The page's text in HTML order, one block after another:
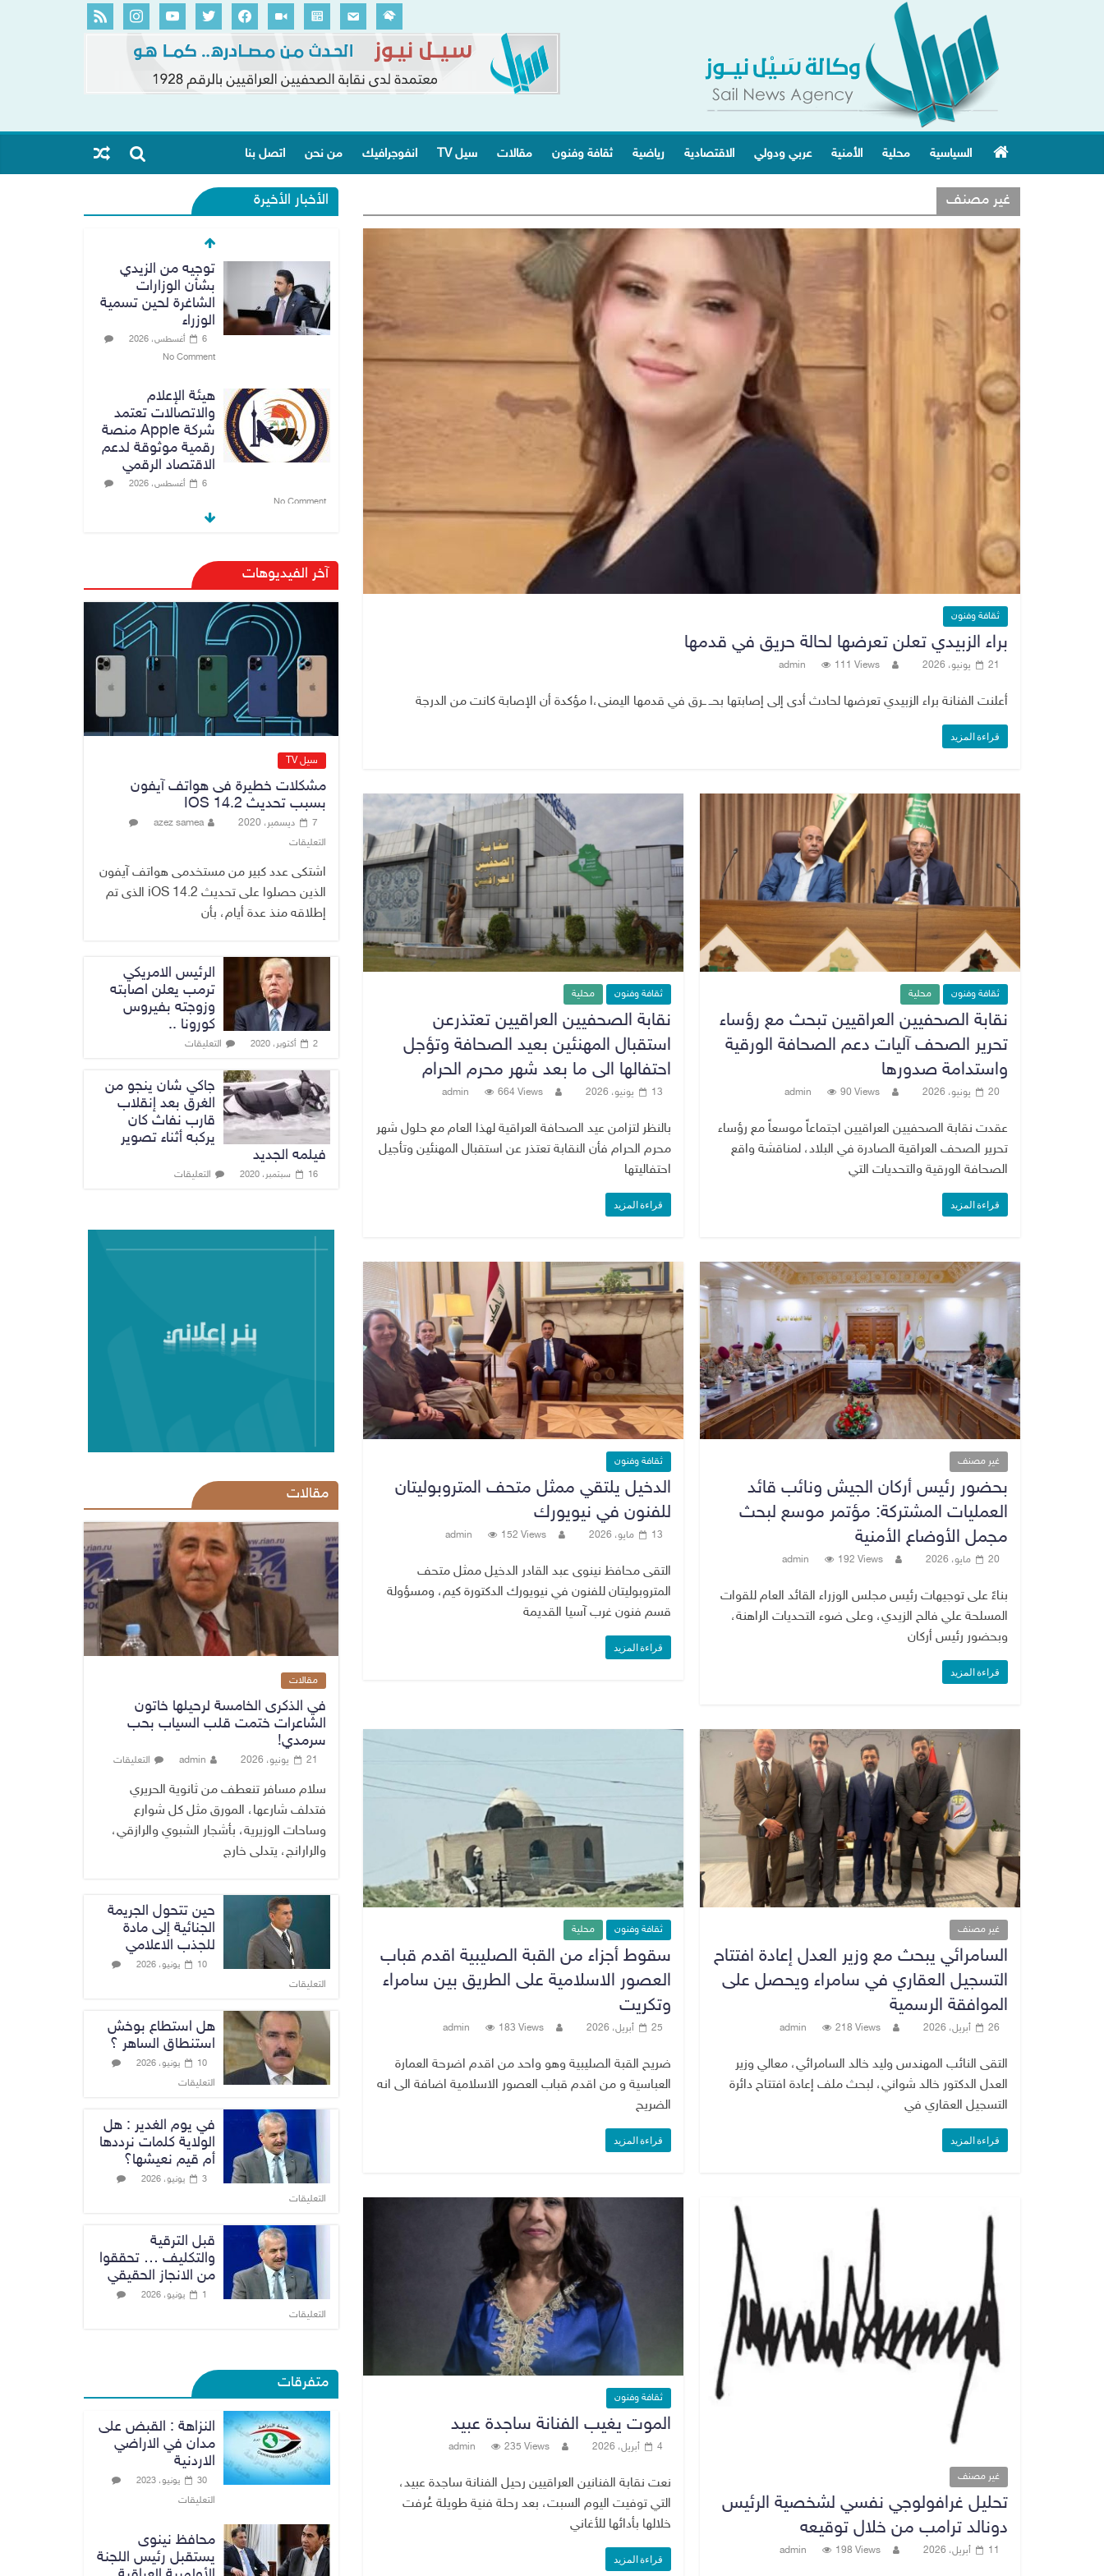
السياسية محلية الأمنية عربي ودولي الاقتصادية رياضية ثقافة وفنون مقالات سيل TV انفوجرافيك من نحن اتصل بنا
غير مصنف
ثقافة وفنون
براء الزبيدي تعلن تعرضها لحالة حريق في قدمها
21 يونيو، 2026 admin 111 Views
أعلنت الفنانة براء الزبيدي تعرضها لحادث أدى إلى إصابتها بحــ ــرق في قدمها اليمنى،ا مؤكدة أن الإصابة كانت من الدرجة
قراءة المزيد
ثقافة وفنون محلية
نقابة الصحفيين العراقيين تبحث مع رؤساء
تحرير الصحف آليات دعم الصحافة الورقية
واستدامة صدورها
20 يونيو، 2026 admin 90 Views
عقدت نقابة الصحفيين العراقيين اجتماعاً موسعاً مع رؤساء
تحرير الصحف العراقية الصادرة في البلاد، لمناقشة واقع
الصحافة الورقية والتحديات التي
قراءة المزيد
ثقافة وفنون محلية
نقابة الصحفيين العراقيين تعتذرعن
استقبال المهنئين بعيد الصحافة وتؤجل
احتفالها الى ما بعد شهر محرم الحرام
13 يونيو، 2026 admin 664 Views
بالنظر لتزامن عيد الصحافة العراقية لهذا العام مع حلول شهر
محرم الحرام فأن النقابة تعتذر عن استقبال المهنئين وتأجيل
احتفاليتها
قراءة المزيد
غير مصنف
بحضور رئيس أركان الجيش ونائب قائد
العمليات المشتركة: مؤتمر موسع لبحث
مجمل الأوضاع الأمنية
20 مايو، 2026 admin 192 Views
بناءً على توجيهات رئيس مجلس الوزراء القائد العام للقوات
المسلحة علي فالح الزيدي، وعلى ضوء التحديات الراهنة،
وبحضور رئيس أركان
قراءة المزيد
ثقافة وفنون
الدخيل يلتقي ممثل متحف المتروبوليتان
للفنون في نيويورك
13 مايو، 2026 admin 152 Views
التقى محافظ نينوى عبد القادر الدخيل ممثل متحف
المتروبوليتان للفنون في نيويورك الدكتورة كيم، ومسؤولة
قسم فنون غرب آسيا القديمة
قراءة المزيد
غير مصنف
السامرائي يبحث مع وزير العدل إعادة افتتاح
التسجيل العقاري في سامراء ويحصل على
الموافقة الرسمية
26 أبريل، 2026 admin 218 Views
التقى النائب المهندس وليد خالد السامرائي، معالي وزير
العدل الدكتور خالد شواني، لبحث ملف إعادة افتتاح دائرة
التسجيل العقاري في
قراءة المزيد
ثقافة وفنون محلية
سقوط أجزاء من القبة الصليبية اقدم قباب
العصور الاسلامية على الطريق بين سامراء
وتكريت
25 أبريل، 2026 admin 183 Views
ضريح القبة الصليبية وهو واحد من اقدم اضرحة العمارة
العباسية و من اقدم قباب العصور الاسلامية اضافة الى انه
الضريح
قراءة المزيد
غير مصنف
تحليل غرافولوجي نفسي لشخصية الرئيس
دونالد ترامب من خلال توقيعه
11 أبريل، 2026 admin 198 Views
ثقافة وفنون
الموت يغيب الفنانة ساجدة عبيد
4 أبريل، 2026 admin 235 Views
نعت نقابة الفنانين العراقيين رحيل الفنانة ساجدة عبيد،
التي توفيت اليوم السبت، بعد رحلة فنية طويلة عُرفت
خلالها بأدائها للأغاني
قراءة المزيد
الأخبار الأخيرة
توجيه من الزيدي
بشأن الوزارات
الشاغرة لحين تسمية
الوزراء
6 أغسطس، 2026
No Comment
هيئة الإعلام
والاتصالات تعتمد
رقمية موثوقة لدعم
الاقتصاد الرقمي
6 أغسطس، 2026
No Comment
القضاء الأعلى:
موظفي بلدية
ضبطت بحوزتهم
مستندات وأختام
مزورة
No Comment
محكمة أمريكية تلزم
مليون دولار
No Comment
العراقي بشكل
طفيف عالميا
آخر الفيديوهات
سيل TV
مشكلات خطيرة فى هواتف آيفون
بسبب تحديث IOS 14.2
7 ديسمبر، 2020
azez samea
التعليقات
اشتكى عدد كبير من مستخدمى هواتف آيفون
الذين حصلوا على تحديث iOS 14.2 الذى تم
إطلاقه منذ عدة أيام، بأن
الرئيس الامريكي
ترمب يعلن اصابته
وزوجته بفيروس
كورونا ..
2 أكتوبر، 2020 التعليقات
جاكي شان ينجو من
الغرق بعد إنقلاب
قارب نفاث كان
يركبه أثناء تصوير
فيلمه الجديد
16 سبتمبر، 2020 التعليقات
مقالات
مقالات
في الذكرى الخامسة لرحيلها خاتون
الشاعرات ختمت قلب السياب بحب
سرمدي!
21 يونيو، 2026 admin التعليقات
سلام مسافر تنعطف من ثانوية الحريري
فتدلف شارعها، المورق مثل كل شوارع
وساحات الوزيرية، بأشجار الشبوي والرازقي،
والرارانج، يتدلى خارج
حين تتحول الجريمة
الجنائية إلى مادة
للجذب الاعلامي
10 يونيو، 2026
التعليقات
هل استطاع بوخش
استنطاق الساهر ؟
10 يونيو، 2026
التعليقات
في يوم الغدير : هل
الولاية كلمات نرددها
أم قيم نعيشها؟
3 يونيو، 2026
التعليقات
قبل الترقية
والتكليف … تحققوا
من الانجاز الحقيقي
1 يونيو، 2026
التعليقات
متفرقات
النزاهة : القبض على
مدان في الاراضي
الاردنية
30 يونيو، 2023
التعليقات
محافظ نينوى
يستقبل رئيس اللجنة